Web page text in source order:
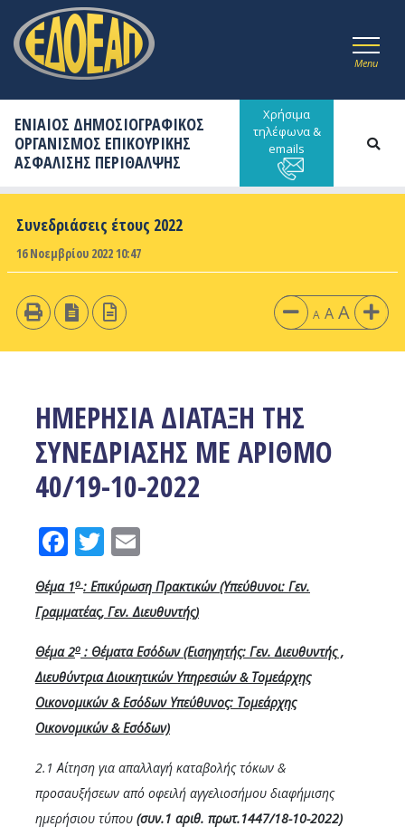
Menu
ΕΝΙΑΙΟΣ ΔΗΜΟΣΙΟΓΡΑΦΙΚΟΣ
ΟΡΓΑΝΙΣΜΟΣ ΕΠΙΚΟΥΡΙΚΗΣ
ΑΣΦΑΛΙΣΗΣ ΠΕΡΙΘΑΛΨΗΣ
Χρήσιμα
τηλέφωνα &
emails
Συνεδριάσεις έτους 2022
16 Νοεμβρίου 2022 10:47
A A A
ΗΜΕΡΗΣΙΑ ΔΙΑΤΑΞΗ ΤΗΣ
ΣΥΝΕΔΡΙΑΣΗΣ ΜΕ ΑΡΙΘΜΟ
40/19-10-2022
Facebook
Twitter
Θέμα 1ο : Επικύρωση Πρακτικών (Υπεύθυνοι: Γεν.
Γραμματέας, Γεν. Διευθυντής)
Θέμα 2ο : Θέματα Εσόδων (Εισηγητής: Γεν. Διευθυντής,
Διευθύντρια Διοικητικών Υπηρεσιών & Τομεάρχης
Οικονομικών & Εσόδων Υπεύθυνος: Τομεάρχης
Οικονομικών & Εσόδων)
2.1 Αίτηση για απαλλαγή καταβολής τόκων &
προσαυξήσεων από οφειλή αγγελιοσήμου διαφήμισης
ημερήσιου τύπου (συν.1 αριθ. πρωτ.1447/18-10-2022)